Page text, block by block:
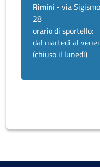
Rimini - via
28
orario di sportello:
dal martedì al
(chiuso il lunedì)